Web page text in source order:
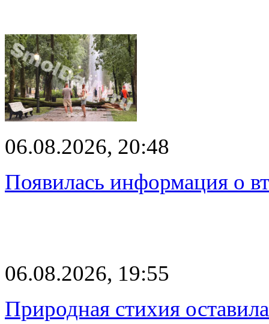
06.08.2026, 20:48
Появилась информация о
06.08.2026, 19:55
Природная стихия